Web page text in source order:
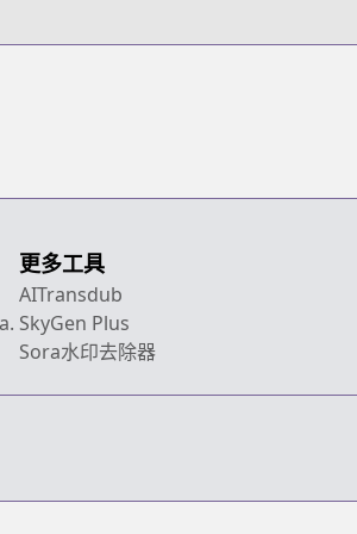
更多工具
AITransdub
SkyGen Plus
Sora水印去除器